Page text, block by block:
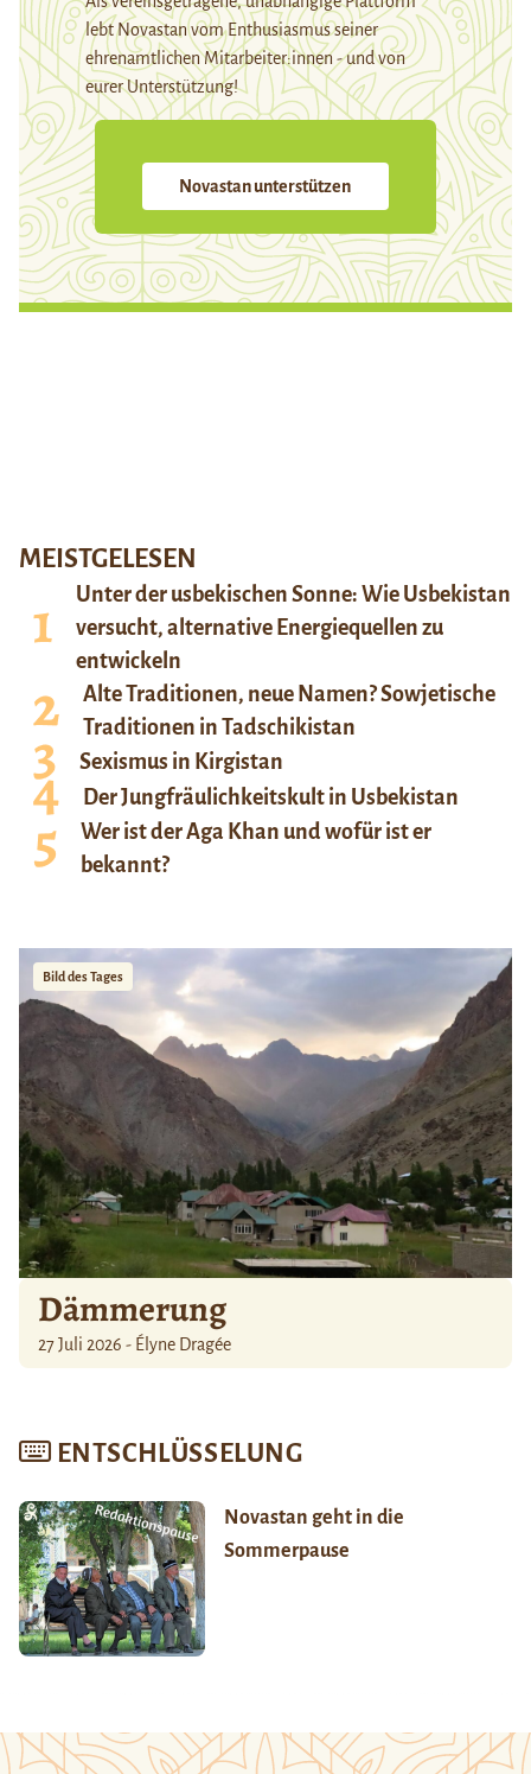
lebt Novastan vom Enthusiasmus seiner
ehrenamtlichen Mitarbeiter:innen - und von
eurer Unterstützung!
Novastan unterstützen
MEISTGELESEN
Unter der usbekischen Sonne: Wie Usbekistan
versucht, alternative Energiequellen zu
entwickeln
Alte Traditionen, neue Namen? Sowjetische
Traditionen in Tadschikistan
Sexismus in Kirgistan
Der Jungfräulichkeitskult in Usbekistan
Wer ist der Aga Khan und wofür ist er
bekannt?
Bild des Tages
Dämmerung
27 Juli 2026 - Élyne Dragée
ENTSCHLÜSSELUNG
Novastan geht in die
Sommerpause